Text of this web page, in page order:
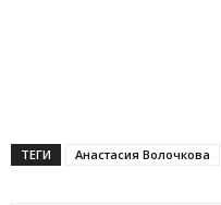
ТЕГИ Анастасия Волочкова